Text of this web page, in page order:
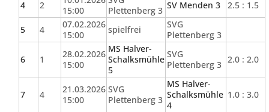
4 2
15:00
Plettenberg 3 SV Menden 3 2.5 : 1.5
5 4
07.02.2026
15:00
spielfrei
SVG
Plettenberg 3
6 1
28.02.2026
15:00
MS Halver-
Schalksmühle
5
SVG
Plettenberg 3 2.0 : 2.0
7 4
21.03.2026
15:00
SVG
Plettenberg 3
MS Halver-
Schalksmühle
4
1.0 : 3.0